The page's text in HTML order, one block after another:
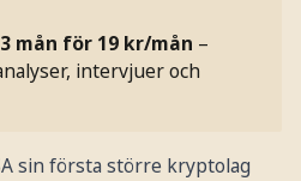
mån för 19 kr/mån –
intervjuer och
sin första större kryptolag